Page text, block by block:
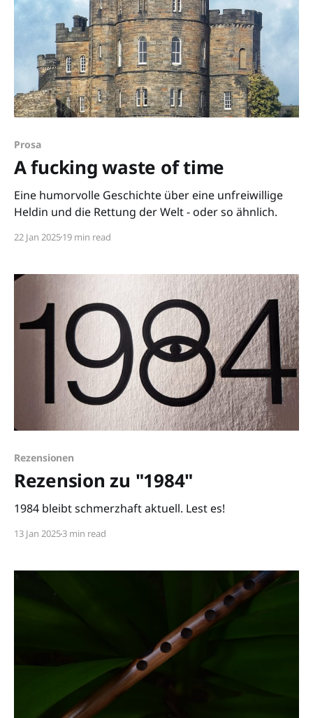
Prosa
A fucking waste of time
Eine humorvolle Geschichte über eine unfreiwillige
Heldin und die Rettung der Welt - oder so ähnlich.
22 Jan 202519 min read
Rezensionen
Rezension zu "1984"
1984 bleibt schmerzhaft aktuell. Lest es!
13 Jan 20253 min read